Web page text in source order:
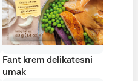
Fant krem delikatesni
umak